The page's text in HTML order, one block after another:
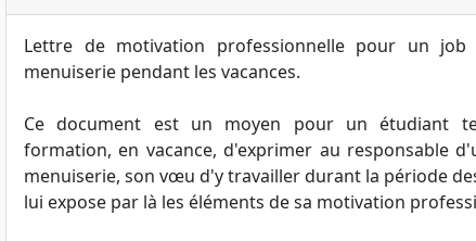
Lettre de motivation professionnelle pour un job
menuiserie pendant les vacances.
Ce document est un moyen pour un étudiant
formation, en vacance, d'exprimer au responsable
menuiserie, son vœu d'y travailler durant la période
lui expose par là les éléments de sa motivation